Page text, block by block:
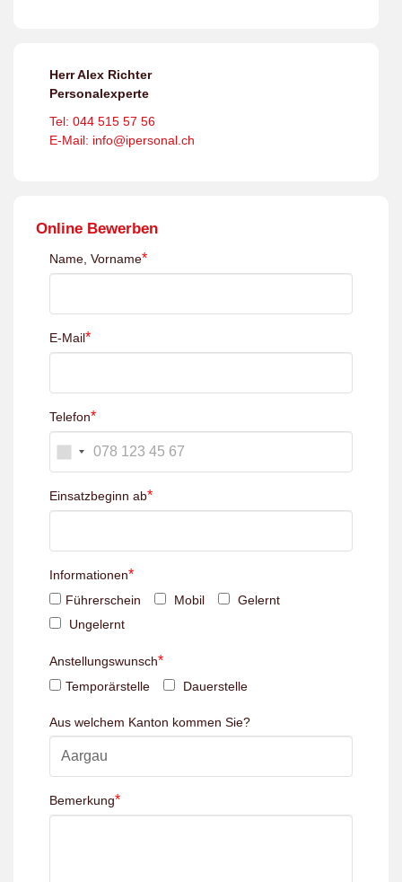
Herr Alex Richter
Personalexperte
Tel: 044 515 57 56
E-Mail: info@ipersonal.ch
Online Bewerben
Name, Vorname*
E-Mail*
Telefon*
Einsatzbeginn ab*
Informationen*
Führerschein Mobil
Gelernt
Ungelernt
Anstellungswunsch*
Temporärstelle Dauerstelle
Aus welchem Kanton kommen Sie?
Bemerkung*